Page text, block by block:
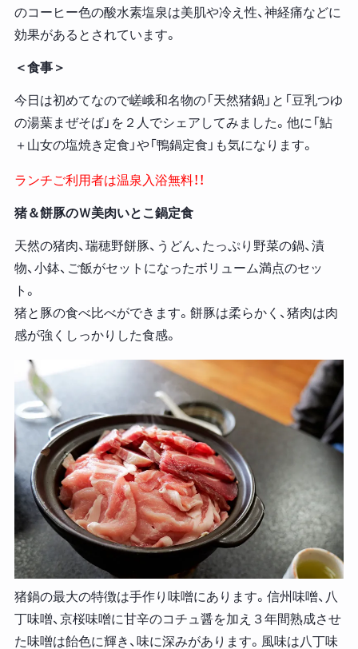
のコーヒー色の酸水素塩泉は美肌や冷え性、神経痛などに
効果があるとされています。
＜食事＞
今日は初めてなので嵯峨和名物の「天然猪鍋」と「豆乳つゆ
の湯葉まぜそば」を２人でシェアしてみました。他に「鮎
＋山女の塩焼き定食」や「鴨鍋定食」も気になります。
ランチご利用者は温泉入浴無料！！
猪＆餅豚のＷ美肉いとこ鍋定食
天然の猪肉、瑞穂野餅豚、うどん、たっぷり野菜の鍋、漬
物、小鉢、ご飯がセットになったボリューム満点のセッ
ト。
猪と豚の食べ比べができます。餅豚は柔らかく、猪肉は肉
感が強くしっかりした食感。
猪鍋の最大の特徴は手作り味噌にあります。信州味噌、八
丁味噌、京桜味噌に甘辛のコチュ醤を加え３年間熟成させ
た味噌は飴色に輝き、味に深みがあります。風味は八丁味